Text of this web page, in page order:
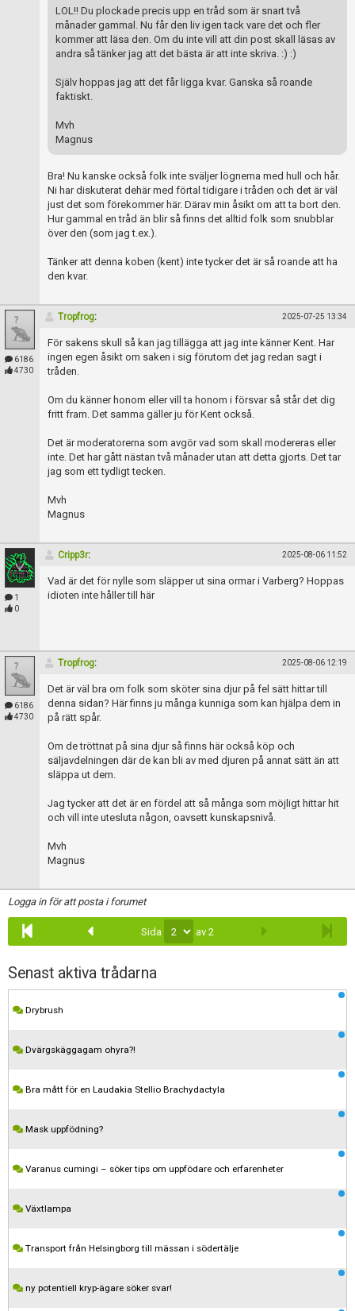
LOL!! Du plockade precis upp en tråd som är snart två
månader gammal. Nu får den liv igen tack vare det och fler
kommer att läsa den. Om du inte vill att din post skall läsas av
andra så tänker jag att det bästa är att inte skriva. :) :)
Själv hoppas jag att det får ligga kvar. Ganska så roande
faktiskt.
Mvh
Magnus
Bra! Nu kanske också folk inte sväljer lögnerna med hull och hår.
Ni har diskuterat dehär med förtal tidigare i tråden och det är väl
just det som förekommer här. Därav min åsikt om att ta bort den.
Hur gammal en tråd än blir så finns det alltid folk som snubblar
över den (som jag t.ex.).
Tänker att denna koben (kent) inte tycker det är så roande att ha
den kvar.
6186
4730
Tropfrog: 2025-07-25 13:34
För sakens skull så kan jag tillägga att jag inte känner Kent. Har
ingen egen åsikt om saken i sig förutom det jag redan sagt i
tråden.
Om du känner honom eller vill ta honom i försvar så står det dig
fritt fram. Det samma gäller ju för Kent också.
Det är moderatorerna som avgör vad som skall modereras eller
inte. Det har gått nästan två månader utan att detta gjorts. Det tar
jag som ett tydligt tecken.
Mvh
Magnus
1
0
Cripp3r: 2025-08-06 11:52
Vad är det för nylle som släpper ut sina ormar i Varberg? Hoppas
idioten inte håller till här
6186
4730
Tropfrog: 2025-08-06 12:19
Det är väl bra om folk som sköter sina djur på fel sätt hittar till
denna sidan? Här finns ju många kunniga som kan hjälpa dem in
på rätt spår.
Om de tröttnat på sina djur så finns här också köp och
säljavdelningen där de kan bli av med djuren på annat sätt än att
släppa ut dem.
Jag tycker att det är en fördel att så många som möjligt hittar hit
och vill inte utesluta någon, oavsett kunskapsnivå.
Mvh
Magnus
Logga in för att posta i forumet
Sida av 2
Senast aktiva trådarna
Drybrush
Dvärgskäggagam ohyra?!
Bra mått för en Laudakia Stellio Brachydactyla
Mask uppfödning?
Varanus cumingi – söker tips om uppfödare och erfarenheter
Växtlampa
Transport från Helsingborg till mässan i södertälje
ny potentiell kryp-ägare söker svar!